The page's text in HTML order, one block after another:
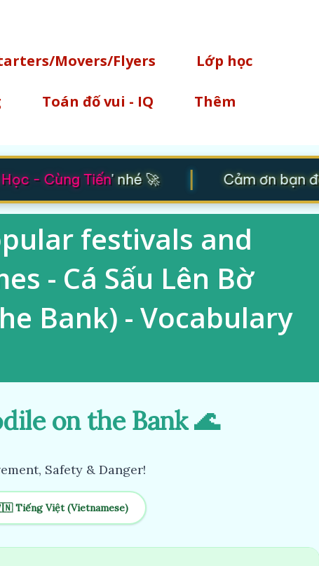
Movers/Flyers Lớp học
Toán đố vui - IQ Thêm
- Cùng Tiến' nhé 🚀 Cảm ơn bạn
festivals and
- Cá Sấu Lên Bờ
Bank) - Vocabulary
on the Bank 🌊
Safety & Danger!
Tiếng Việt (Vietnamese)